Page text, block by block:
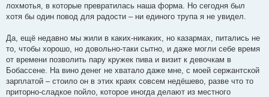
лохмотья, в которые превратилась наша форма. Но сегодня был
хотя бы один повод для радости – ни единого трупа я не увидел.
Да, ещё недавно мы жили в каких-никаких, но казармах, питались не
то, чтобы хорошо, но довольно-таки сытно, и даже могли себе время
от времени позволить пару кружек пива и визит к девочкам в
Бобассене. На вино денег не хватало даже мне, с моей сержантской
зарплатой – стоило он в этих краях совсем недёшево, разве что то
приторно-сладкое пойло, которое иногда делают из местного